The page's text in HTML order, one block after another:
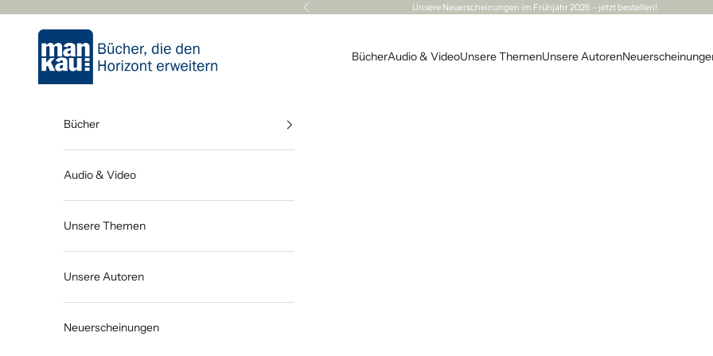
Zurück Unsere Neuerscheinungen im Frühjahr 2026 – jetzt bestellen!
Mankau Verlag
BücherAudio & VideoUnsere ThemenUnsere Autoren
Bücher
Audio & Video
Unsere Themen
Unsere Autoren
Neuerscheinungen